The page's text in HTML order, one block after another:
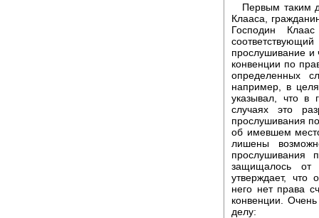
Первым таким
Клааса,
Господин
прослушивание и
конвенции по
определенных
например, в
указывал, что в
случаях это
прослушивания
об имевшем
лишены
прослушивания
защищалось от
утверждает, что
него нет права
конвенции.
делу: